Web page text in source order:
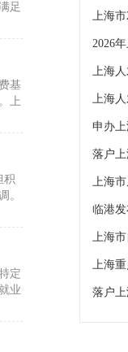
足
基
上
积
。
定
业
上海
上海
落户
临港
上海